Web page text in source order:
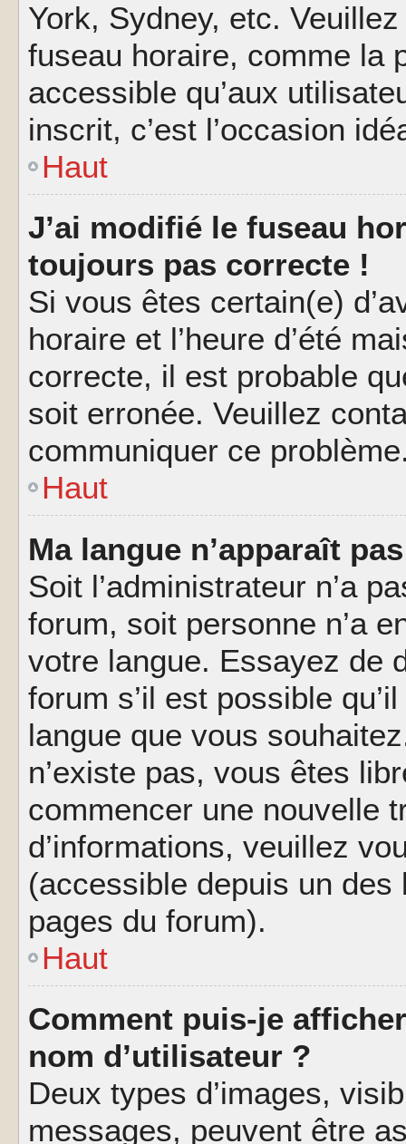
York, Sydney, etc.
fuseau horaire, comme la
accessible qu’aux
inscrit, c’est l’occasion
Haut
J’ai modifié le fuseau
toujours pas correcte !
Si vous êtes certain(e)
horaire et l’heure d’été
correcte, il est probable
soit erronée. Veuillez
communiquer ce
Haut
Ma langue n’apparaît
Soit l’administrateur n’a
forum, soit personne n’a
votre langue. Essayez de
forum s’il est possible
langue que vous
n’existe pas, vous êtes
commencer une nouvelle
d’informations, veuillez
(accessible depuis un
pages du forum).
Haut
Comment puis-je
nom d’utilisateur ?
Deux types d’images,
messages, peuvent être